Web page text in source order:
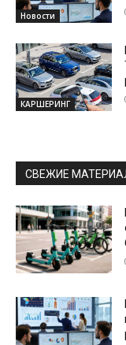
Новости
КАРШЕРИНГ
СВЕЖИЕ